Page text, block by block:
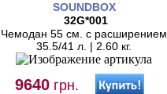
SOUNDBOX
32G*001
Чемодан 55 см. с расширением
35.5/41 л. | 2.60 кг.
9640 грн.